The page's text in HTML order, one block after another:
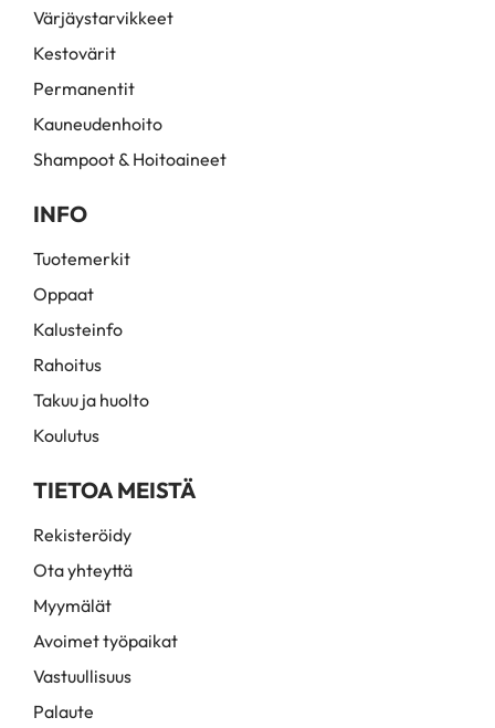
Värjäystarvikkeet
Kestovärit
Permanentit
Kauneudenhoito
Shampoot & Hoitoaineet
INFO
Tuotemerkit
Oppaat
Kalusteinfo
Rahoitus
Takuu ja huolto
Koulutus
TIETOA MEISTÄ
Rekisteröidy
Ota yhteyttä
Myymälät
Avoimet työpaikat
Vastuullisuus
Palaute